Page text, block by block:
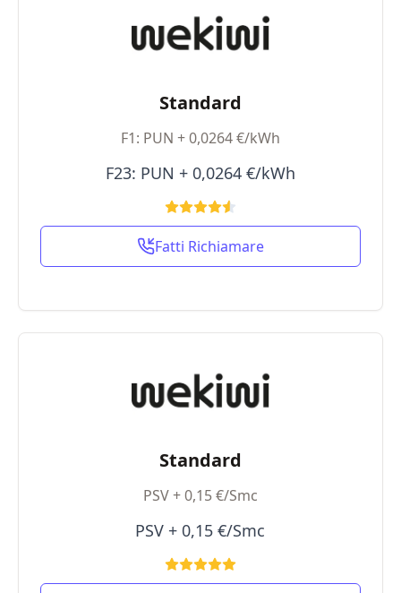
Standard
F1: PUN + 0,0264 €/kWh
F23: PUN + 0,0264 €/kWh
Fatti Richiamare
Standard
PSV + 0,15 €/Smc
PSV + 0,15 €/Smc